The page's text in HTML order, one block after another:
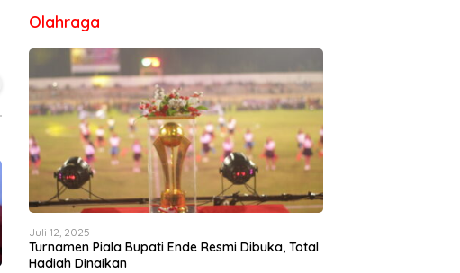
Olahraga
Juli 12, 2025
Turnamen Piala Bupati Ende Resmi Dibuka, Total
Hadiah Dinaikan